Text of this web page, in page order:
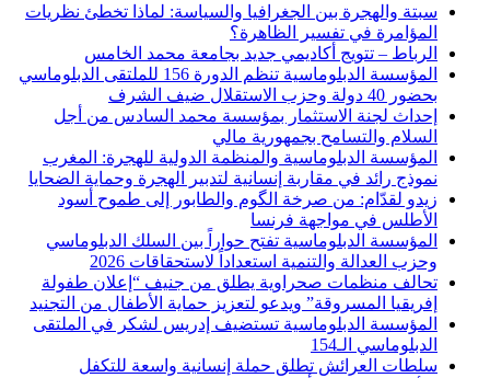
سبتة والهجرة بين الجغرافيا والسياسة: لماذا تخطئ نظريات
المؤامرة في تفسير الظاهرة؟
الرباط – تتويج أكاديمي جديد بجامعة محمد الخامس
المؤسسة الدبلوماسية تنظم الدورة 156 للملتقى الدبلوماسي
بحضور 40 دولة وحزب الاستقلال ضيف الشرف
إحداث لجنة الاستثمار بمؤسسة محمد السادس من أجل
السلام والتسامح بجمهورية مالي
المؤسسة الدبلوماسية والمنظمة الدولية للهجرة: المغرب
نموذج رائد في مقاربة إنسانية لتدبير الهجرة وحماية الضحايا
زيدو لقدّام: من صرخة الگوم والطابور إلى طموح أسود
الأطلس في مواجهة فرنسا
المؤسسة الدبلوماسية تفتح حواراً بين السلك الدبلوماسي
وحزب العدالة والتنمية استعداداً لاستحقاقات 2026
تحالف منظمات صحراوية يطلق من جنيف “إعلان طفولة
إفريقيا المسروقة” ويدعو لتعزيز حماية الأطفال من التجنيد
المؤسسة الدبلوماسية تستضيف إدريس لشكر في الملتقى
الدبلوماسي الـ154
سلطات العرائش تطلق حملة إنسانية واسعة للتكفل